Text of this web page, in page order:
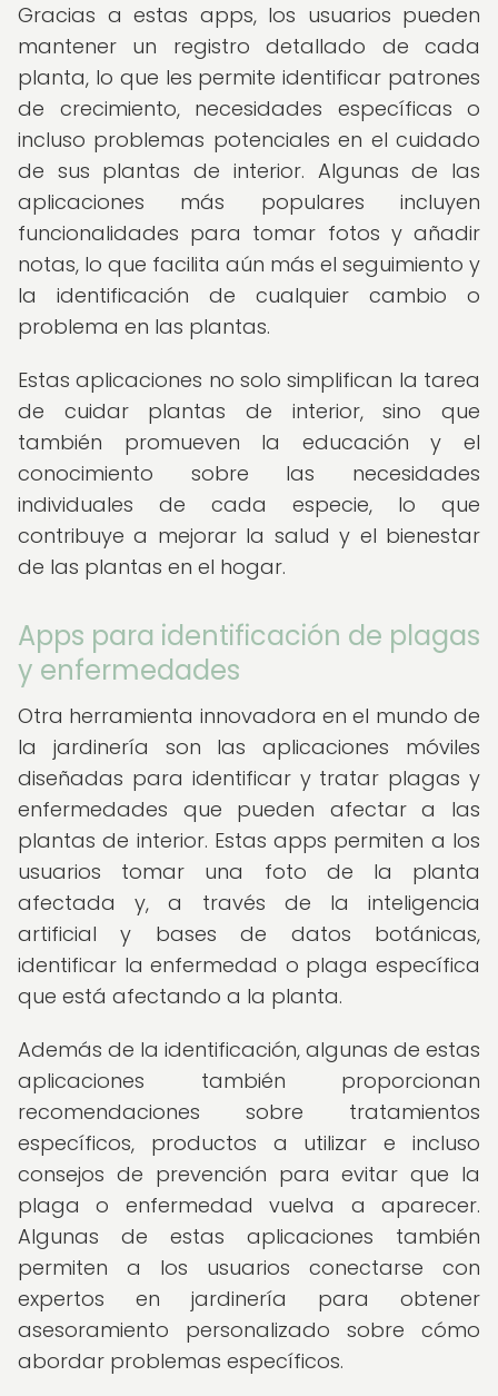
Gracias a estas apps, los usuarios pueden
mantener un registro detallado de cada
planta, lo que les permite identificar patrones
de crecimiento, necesidades específicas o
incluso problemas potenciales en el cuidado
de sus plantas de interior. Algunas de las
aplicaciones más populares incluyen
funcionalidades para tomar fotos y añadir
notas, lo que facilita aún más el seguimiento y
la identificación de cualquier cambio o
problema en las plantas.
Estas aplicaciones no solo simplifican la tarea
de cuidar plantas de interior, sino que
también promueven la educación y el
conocimiento sobre las necesidades
individuales de cada especie, lo que
contribuye a mejorar la salud y el bienestar
de las plantas en el hogar.
Apps para identificación de plagas
y enfermedades
Otra herramienta innovadora en el mundo de
la jardinería son las aplicaciones móviles
diseñadas para identificar y tratar plagas y
enfermedades que pueden afectar a las
plantas de interior. Estas apps permiten a los
usuarios tomar una foto de la planta
afectada y, a través de la inteligencia
artificial y bases de datos botánicas,
identificar la enfermedad o plaga específica
que está afectando a la planta.
Además de la identificación, algunas de estas
aplicaciones también proporcionan
recomendaciones sobre tratamientos
específicos, productos a utilizar e incluso
consejos de prevención para evitar que la
plaga o enfermedad vuelva a aparecer.
Algunas de estas aplicaciones también
permiten a los usuarios conectarse con
expertos en jardinería para obtener
asesoramiento personalizado sobre cómo
abordar problemas específicos.